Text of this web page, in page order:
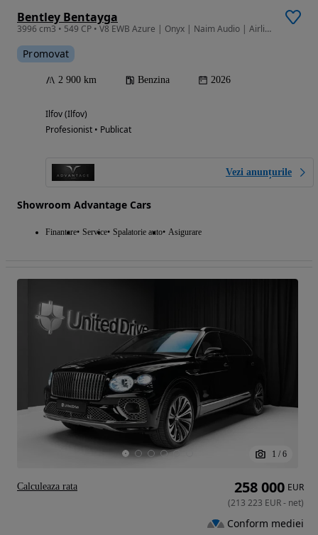
Bentley Bentayga
3996 cm3 • 549 CP • V8 EWB Azure | Onyx | Naim Audio | Airline Seats | Rear Enterteinment
Promovat
2 900 km Benzina 2026
Ilfov (Ilfov)
Profesionist • Publicat
Vezi anunțurile
Showroom Advantage Cars
Finantare Service Spalatorie auto Asigurare
1 / 6
258 000 EUR
(213 223 EUR- net)
Conform mediei
Calculeaza rata